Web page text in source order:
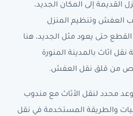
إلى المكان الجديد،
العفش وتنظيم المنزل
حتى يعود مثل الجديد، هنا
اثاث بالمدينة المنورة
من قلق نقل العفش.
محدد لنقل الأثاث مع مندوب
والطريقة المستخدمة في نقل